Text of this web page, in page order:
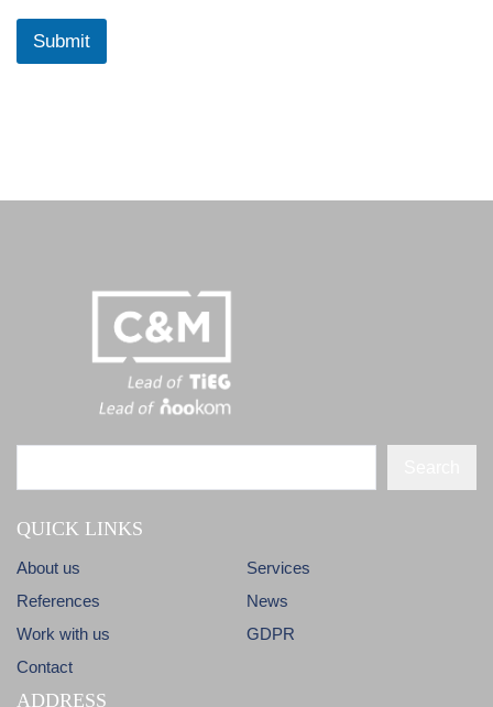
/
Submit
QUICK LINKS
About us
Services
References
News
Work with us
GDPR
Contact
ADDRESS